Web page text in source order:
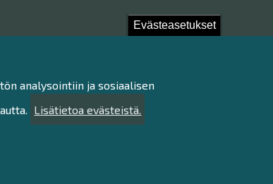
Evästeasetukset
analysointiin ja sosiaalisen
Lisätietoa evästeistä.